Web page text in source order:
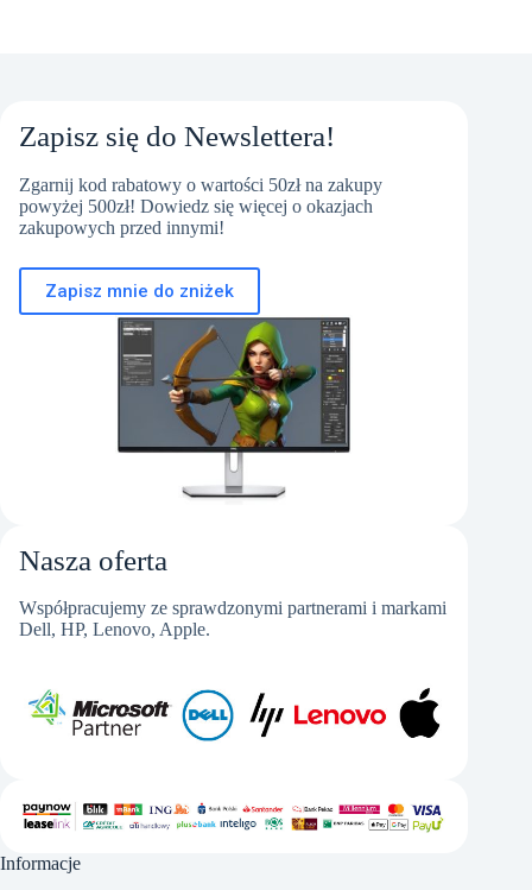
Zapisz się do Newslettera!
Zgarnij kod rabatowy o wartości 50zł na zakupy
powyżej 500zł! Dowiedz się więcej o okazjach
zakupowych przed innymi!
Zapisz mnie do zniżek
Nasza oferta
Współpracujemy ze sprawdzonymi partnerami i markami
Dell, HP, Lenovo, Apple.
Informacje